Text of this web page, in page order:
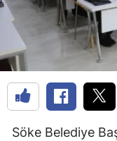
Söke Belediye